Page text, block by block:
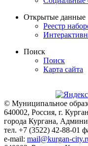
Открытые данные
Реестр
Поиск
Поиск
Карта сайта
© Муниципальное
640002, Россия, г.
города Кургана,
тел. +7 (3522) 42-88-01
e-mail: mail@kurgan-